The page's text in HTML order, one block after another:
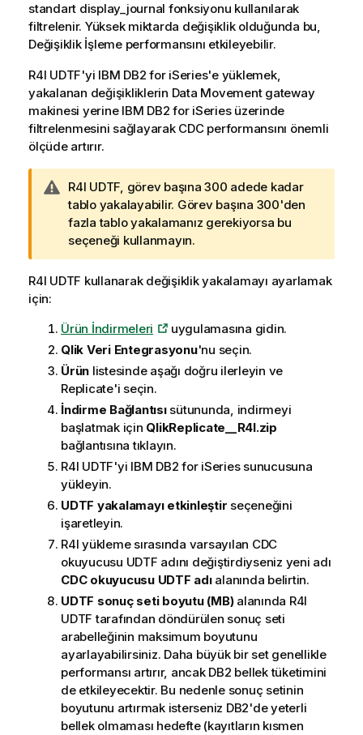
standart display_journal fonksiyonu kullanılarak
filtrelenir. Yüksek miktarda değişiklik olduğunda bu,
Değişiklik İşleme performansını etkileyebilir.
R4I UDTF'yi IBM DB2 for iSeries'e yüklemek,
yakalanan değişikliklerin Data Movement gateway
makinesi yerine IBM DB2 for iSeries üzerinde
filtrelenmesini sağlayarak CDC performansını önemli
ölçüde artırır.
U
y
a
r
ı
n
u
R4I UDTF, görev başına 300 adede kadar
tablo yakalayabilir. Görev başına 300'den
fazla tablo yakalamanız gerekiyorsa bu
seçeneği kullanmayın.
R4I UDTF kullanarak değişiklik yakalamayı ayarlamak
için:
Ürün İndirmeleri
uygulamasına gidin.
Qlik Veri Entegrasyonu'nu seçin.
Ürün listesinde aşağı doğru ilerleyin ve
Replicate'i seçin.
İndirme Bağlantısısütununda, indirmeyi
başlatmak için QlikReplicate_
_R4I.zip
bağlantısına tıklayın.
R4I UDTF'yi IBM DB2 for iSeries sunucusuna
yükleyin.
UDTF yakalamayı etkinleştir seçeneğini
işaretleyin.
R4I yükleme sırasında varsayılan CDC
okuyucusu UDTF adını değiştirdiyseniz yeni adı
CDC okuyucusu UDTF adıalanında belirtin.
UDTF sonuç seti boyutu (MB)alanında R4I
UDTF tarafından döndürülen sonuç seti
arabelleğinin maksimum boyutunu
ayarlayabilirsiniz. Daha büyük bir set genellikle
performansı artırır, ancak DB2 bellek tüketimini
de etkileyecektir. Bu nedenle sonuç setinin
boyutunu artırmak isterseniz DB2'de yeterli
bellek olmaması hedefte (kayıtların kısmen